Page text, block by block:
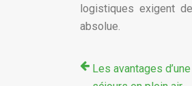
logistiques exigent
absolue.
Les avantages